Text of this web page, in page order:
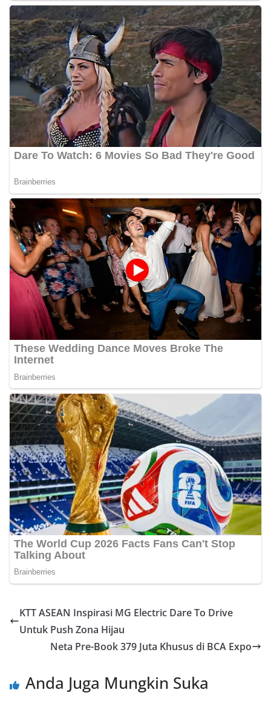
KTT ASEAN Inspirasi MG Electric Dare To Drive
Untuk Push Zona Hijau
Neta Pre-Book 379 Juta Khusus di BCA Expo
Anda Juga Mungkin Suka